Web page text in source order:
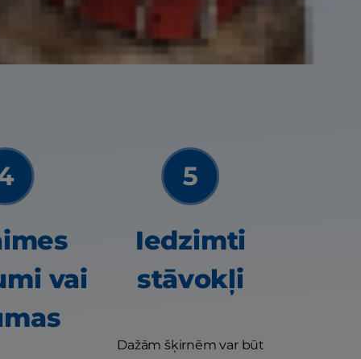
kas
vai
Iedzimti
stāvokļi
Dažām šķirnēm var būt